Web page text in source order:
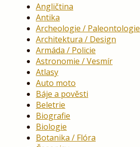
Angličtina
Antika
Archeologie / Paleontologie
Architektura / Design
Armáda / Policie
Astronomie / Vesmír
Atlasy
Auto moto
Báje a pověsti
Beletrie
Biografie
Biologie
Botanika / Flóra